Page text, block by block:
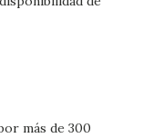
más de 300